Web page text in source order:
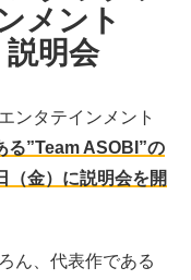
メント
明会
ンタテインメント
る”Team ASOBI”の
（金）に説明会を開
ん、代表作である